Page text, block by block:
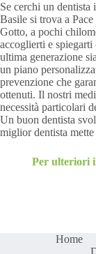
Se cerchi un
Basile si trova a
Gotto, a pochi
accoglierti e
ultima generazione
un piano
prevenzione che
ottenuti. Il nostri
necessità particolari
Un buon dentista
miglior dentista
Per ulteriori
Home